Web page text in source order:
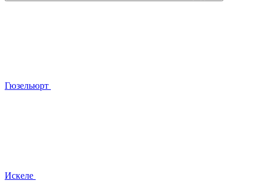
Гюзельюрт
Искеле